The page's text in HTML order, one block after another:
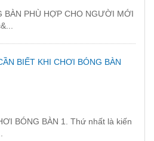
BÀN PHÙ HỢP CHO NGƯỜI MỚI
BIẾT KHI CHƠI BÓNG BÀN
BÓNG BÀN 1. Thứ nhất là kiến